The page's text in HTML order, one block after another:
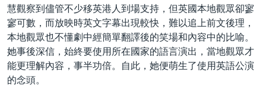
慧觀察到儘管不少移英港人到場支持，但英國本地觀眾卻寥
寥可數，而放映時英文字幕出現較快，難以追上前文後理，
本地觀眾也不懂劇中經簡單翻譯後的笑場和內容中的比喻。
她事後深信，始終要使用所在國家的語言演出，當地觀眾才
能更理解內容，事半功倍。自此，她便萌生了使用英語公演
的念頭。